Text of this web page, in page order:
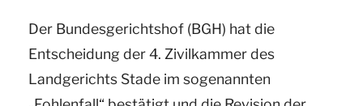
Der Bundesgerichtshof (BGH) hat die
Entscheidung der 4. Zivilkammer des
Landgerichts Stade im sogenannten